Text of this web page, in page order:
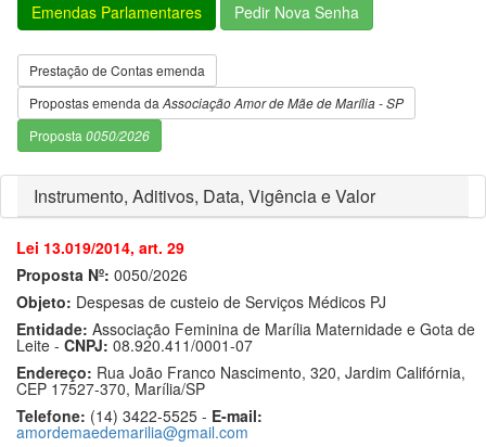
Emendas Parlamentares
Pedir Nova Senha
Prestação de Contas emenda
Propostas emenda da Associação Amor de Mãe de Marília - SP
Proposta 0050/2026
Instrumento, Aditivos, Data, Vigência e Valor
Lei 13.019/2014, art. 29
Proposta Nº: 0050/2026
Objeto: Despesas de custeio de Serviços Médicos PJ
Entidade: Associação Feminina de Marília Maternidade e Gota de
Leite - CNPJ: 08.920.411/0001-07
Endereço: Rua João Franco Nascimento, 320, Jardim Califórnia,
CEP 17527-370, Marília/SP
Telefone: (14) 3422-5525 - E-mail:
amordemaedemarilia@gmail.com